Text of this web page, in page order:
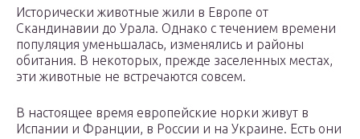
Исторически животные жили в Европе от
Скандинавии до Урала. Однако с течением времени
популяция уменьшалась, изменялись и районы
обитания. В некоторых, прежде заселенных местах,
эти животные не встречаются совсем.
В настоящее время европейские норки живут в
Испании и Франции, в России и на Украине. Есть они